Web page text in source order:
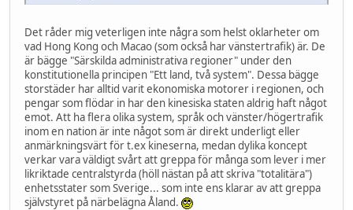
Det råder mig veterligen inte några som helst oklarheter om
vad Hong Kong och Macao (som också har vänstertrafik) är. De
är bägge "Särskilda administrativa regioner" under den
konstitutionella principen "Ett land, två system". Dessa bägge
storstäder har alltid varit ekonomiska motorer i regionen, och
pengar som flödar in har den kinesiska staten aldrig haft något
emot. Att ha flera olika system, språk och vänster/högertrafik
inom en nation är inte något som är direkt underligt eller
anmärkningsvärt för t.ex kineserna, medan dylika koncept
verkar vara väldigt svårt att greppa för många som lever i mer
likriktade centralstyrda (höll nästan på att skriva "totalitära")
enhetsstater som Sverige... som inte ens klarar av att greppa
självstyret på närbelägna Åland.